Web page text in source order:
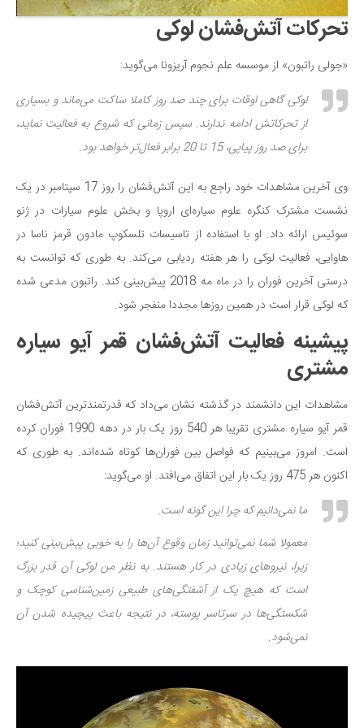
دانستنی‌ها
طنز
فال
مسابقه
تحرکات آتش‌فشان لوکی
«جولی راتبون» از موسسه علم نجوم آریزونا می‌گوید:
لوکی گاهی اوقات برای چند صد روز کاملا ساکت می‌ماند و بسیاری
از تحرکاتش ادامه ندارند. سپس زمانی که شروع به فعالیت نماید،
برای صد روز پیاپی، 15 تا 20 برابر فعال‌تر خواهد بود.
وی آخرین مشاهدات خود راجع به این آتش‌فشان را روز 17 سپتامبر در یک
نشست مشترک کنگره علوم سیاره‌ای اروپا و بخش علوم سیارات در ژنو
سوئیس ارائه داد. او با استفاده از تاسیسات تلسکوپ مادون قرمز ناسا در
هاوایی، فعالیت لوکی را هر هفته ردیابی می‌کند. به طوری که توانست به
درستی آخرین فوران را در ماه مه 2018 پیش‌بینی کند. راتبون مدعی شده
که لوکی قرار است در همین روزها مجددا منفجر شود.
پیشینه فعالیت آتش‌فشان قمر آیو سیاره
مشتری
مشاهدات این دانشمند در گذشته نشان می‌داد که قدرتمندترین آتش‌فشان
قمر آیو سیاره مشتری تقریبا هر 540 روز یک بار در دهه 1990 فوران کرده
است. امروز می‌بینیم که فواصل بین فوران‌ها کوتاه شده‌اند. به طوری که
اکنون هر 475 روز یک بار این اتفاق می‌افتد. او می‌گوید:
ما نمی‌دانیم که چرا این گونه است.
معمولا شما نمی‌توانید زمان وقوع آن‌ها را به خوبی پیش‌بینی کنید؛
زیرا، نیروهای زیادی در کار هستند. به نظر من لوکی آن قدر بزرگ
است که هیچ یک از آشفتگی‌های طبیعی زمین‌شناسی کوچک و
شکستگی‌ها در سرتاسر پوسته، در نتیجه باعث پیچیده شدن آن
نمی‌شود.